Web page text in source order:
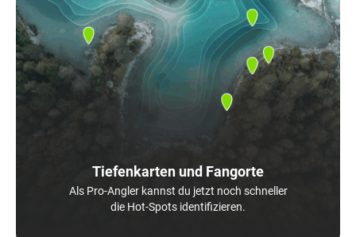
Tiefenkarten und Fangorte
Als Pro-Angler kannst du jetzt noch schneller
die Hot-Spots identifizieren.